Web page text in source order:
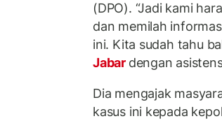
(DPO). “Jadi kami
dan memilah
ini. Kita sudah tahu
Jabar dengan
Dia mengajak
kasus ini kepada